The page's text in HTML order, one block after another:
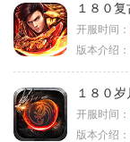
１８０
开服时间：
版本介绍：
１８０
开服时间：
版本介绍：